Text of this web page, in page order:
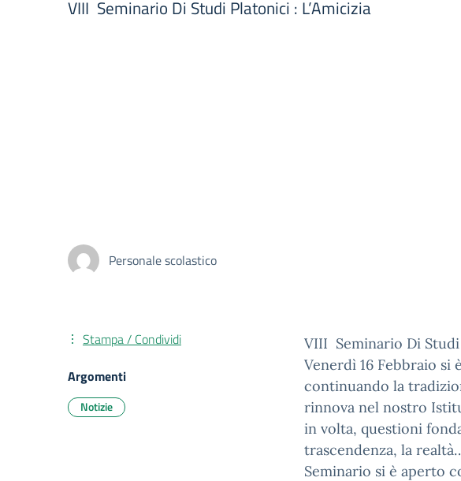
VIII Seminario Di Studi Platonici : L’Amicizia
Personale scolastico
VIII Seminario Di Studi
Venerdì 16 Febbraio si
continuando la
rinnova nel nostro
in volta, questioni
trascendenza, la
Seminario si è aperto
Stampa / Condividi
Argomenti
Notizie